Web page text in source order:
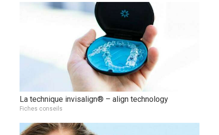
La technique invisalign® – align technology
Fiches conseils